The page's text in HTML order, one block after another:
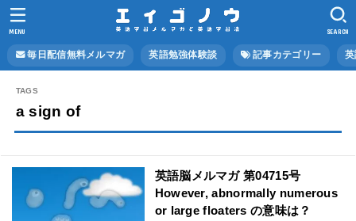
毎日配信無料メルマガ 英語勉強体験談 記事カテゴリー
SEARCH
MENU
a sign of
英語脳メルマガ 第04715号
However, abnormally numerous
or large floaters の意味は？